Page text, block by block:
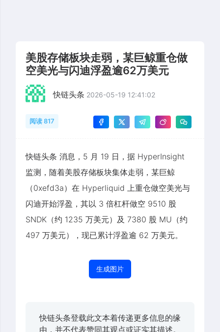
美股存储板块走弱，某巨鲸重仓做
空美光与闪迪浮盈逾62万美元
快链头条 2026-05-19 12:41:02
阅读 817
快链头条 消息，5 月 19 日，据 HyperInsight
监测，随着美股存储板块集体走弱，某巨鲸
（0xefd3a）在 Hyperliquid 上重仓做空美光与
闪迪开始浮盈，其以 3 倍杠杆做空 9510 股
SNDK（约 1235 万美元）及 7380 股 MU（约
497 万美元），现已累计浮盈逾 62 万美元。
生成图片
快链头条登载此文本着传递更多信息的缘
由，并不代表赞同其观点或证实其描述。